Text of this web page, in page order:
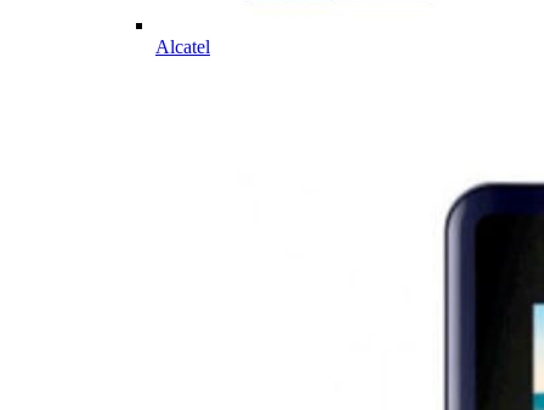
Alcatel